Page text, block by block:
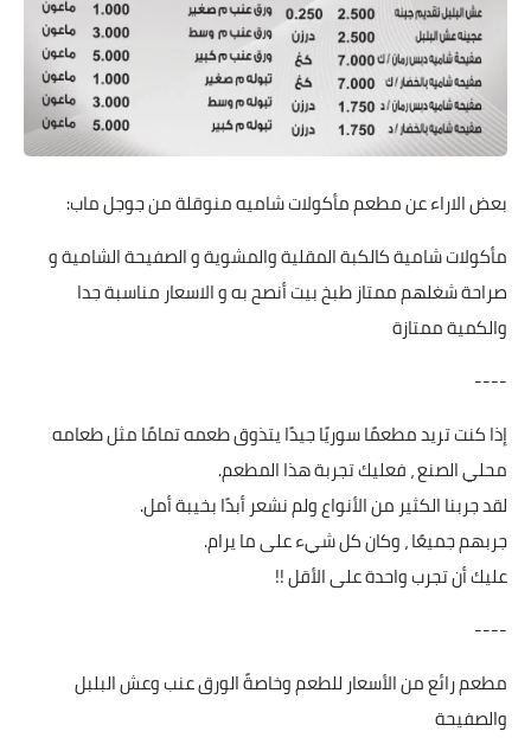
بعض الاراء عن مطعم مأكولات شاميه منوقلة من جوجل ماب:
مأكولات شامية كالكبة المقلية والمشوية و الصفيحة الشامية و
صراحة شغلهم ممتاز طبخ بيت أنصح به و الاسعار مناسبة جدا
والكمية ممتازة
----
إذا كنت تريد مطعمًا سوريًا جيدًا يتذوق طعمه تمامًا مثل طعامه
محلي الصنع ، فعليك تجربة هذا المطعم.
لقد جربنا الكثير من الأنواع ولم نشعر أبدًا بخيبة أمل.
جربهم جميعًا ، وكان كل شيء على ما يرام.
عليك أن تجرب واحدة على الأقل !!
----
مطعم رائع من الأسعار للطعم وخاصةً الورق عنب وعش البلبل
والصفيحة